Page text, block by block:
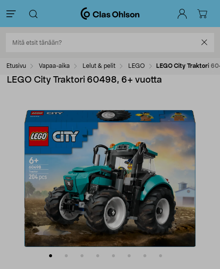
Etusivu Vapaa-aika Lelut & pelit LEGO LEGO City Traktori
LEGO City Traktori 60498, 6+ vuotta